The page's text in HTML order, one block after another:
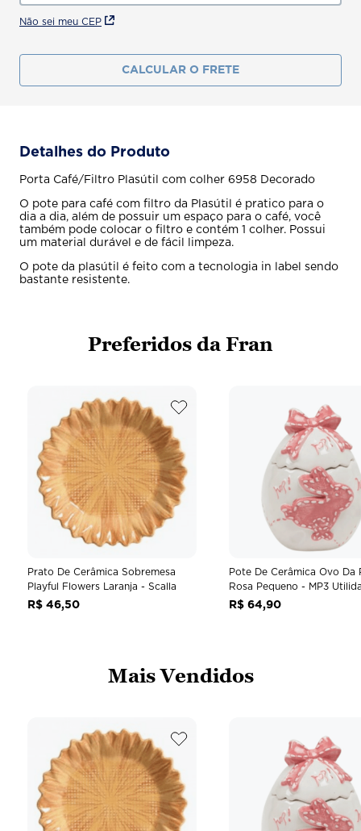
Não sei meu CEP
CALCULAR O FRETE
Detalhes do Produto
Porta Café/Filtro Plasútil com colher 6958 Decorado
O pote para café com filtro da Plasútil é pratico para o
dia a dia, além de possuir um espaço para o café, você
também pode colocar o filtro e contém 1 colher. Possui
um material durável e de fácil limpeza.
O pote da plasútil é feito com a tecnologia in label sendo
bastante resistente.
Preferidos da Fran
Prato De Cerâmica Sobremesa
Playful Flowers Laranja - Scalla
R$ 46,50
Pote De Cerâmica Ovo Da
Rosa Pequeno - MP3
R$ 64,90
Mais Vendidos